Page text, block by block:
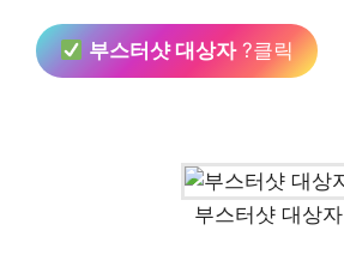
부스터샷 대상자?클릭
부스터샷 대상자